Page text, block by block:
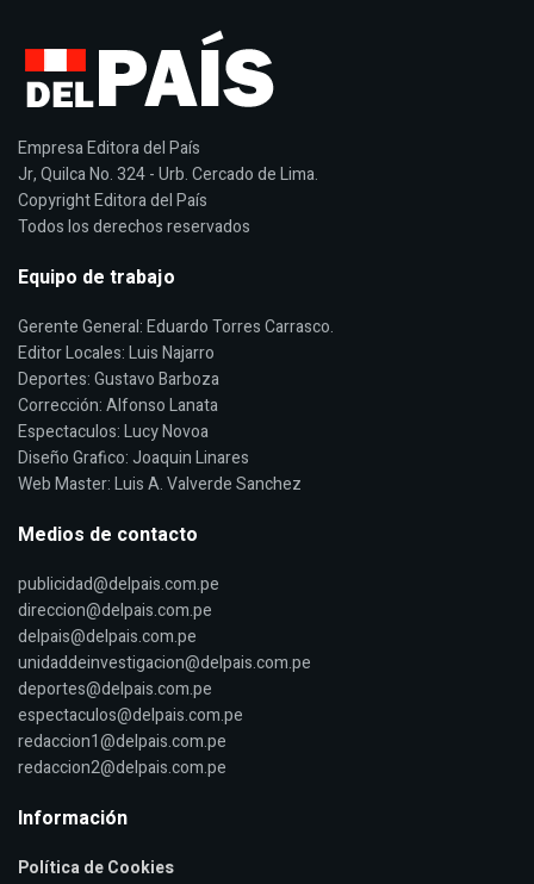
Empresa Editora del País
Jr, Quilca No. 324 - Urb. Cercado de Lima.
Copyright Editora del País
Todos los derechos reservados
Equipo de trabajo
Gerente General: Eduardo Torres Carrasco.
Editor Locales: Luis Najarro
Deportes: Gustavo Barboza
Corrección: Alfonso Lanata
Espectaculos: Lucy Novoa
Diseño Grafico: Joaquin Linares
Web Master: Luis A. Valverde Sanchez
Medios de contacto
publicidad@delpais.com.pe
direccion@delpais.com.pe
delpais@delpais.com.pe
unidaddeinvestigacion@delpais.com.pe
deportes@delpais.com.pe
espectaculos@delpais.com.pe
redaccion1@delpais.com.pe
redaccion2@delpais.com.pe
Información
Política de Cookies